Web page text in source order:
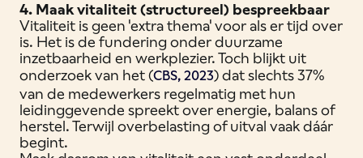
4. Maak vitaliteit (structureel) bespreekbaar
Vitaliteit is geen 'extra thema' voor als er tijd over
is. Het is de fundering onder duurzame
inzetbaarheid en werkplezier. Toch blijkt uit
onderzoek van het (CBS, 2023) dat slechts 37%
van de medewerkers regelmatig met hun
leidinggevende spreekt over energie, balans of
herstel. Terwijl overbelasting of uitval vaak dáár
begint.